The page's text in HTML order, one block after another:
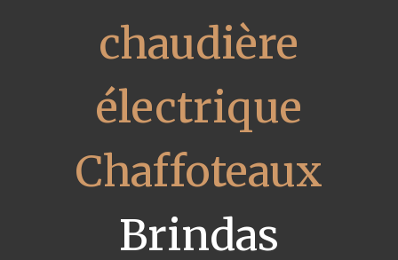
chaudière
électrique
Chaffoteaux
Brindas